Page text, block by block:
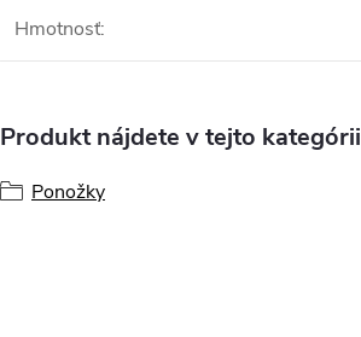
Hmotnosť:
Produkt nájdete v tejto kategórii
Ponožky